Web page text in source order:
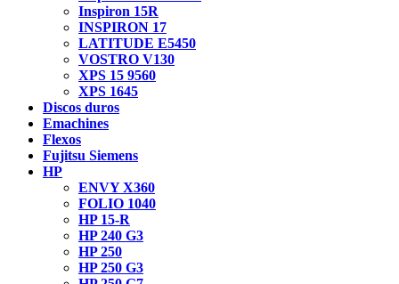
Inspiron 15R
INSPIRON 17
LATITUDE E5450
VOSTRO V130
XPS 15 9560
XPS 1645
Discos duros
Emachines
Flexos
Fujitsu Siemens
HP
ENVY X360
FOLIO 1040
HP 15-R
HP 240 G3
HP 250
HP 250 G3